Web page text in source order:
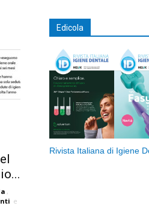
,
e
Edicola
Rivista Italiana di Igiene